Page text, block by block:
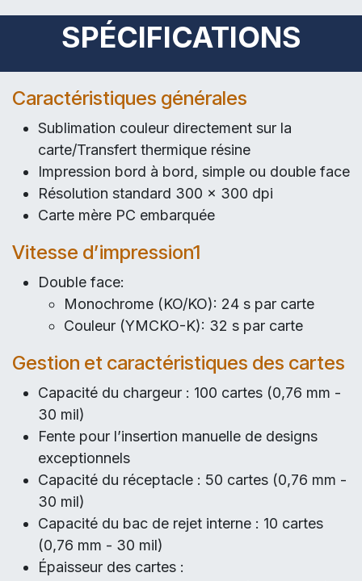
SPÉCIFICATIONS
Caractéristiques générales
Sublimation couleur directement sur la
carte/Transfert thermique résine
Impression bord à bord, simple ou double face
Résolution standard 300 x 300 dpi
Carte mère PC embarquée
Vitesse d’impression1
Double face:
Monochrome (KO/KO): 24 s par carte
Couleur (YMCKO-K): 32 s par carte
Gestion et caractéristiques des cartes
Capacité du chargeur : 100 cartes (0,76 mm -
30 mil)
Fente pour l’insertion manuelle de designs
exceptionnels
Capacité du réceptacle : 50 cartes (0,76 mm -
30 mil)
Capacité du bac de rejet interne : 10 cartes
(0,76 mm - 30 mil)
Épaisseur des cartes :